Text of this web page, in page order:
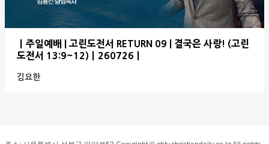
ㅣ주일예배 | 고린도전서 RETURN 09 | 결국은 사랑! (고린
도전서 13:9~12)ㅣ260726ㅣ
김요한